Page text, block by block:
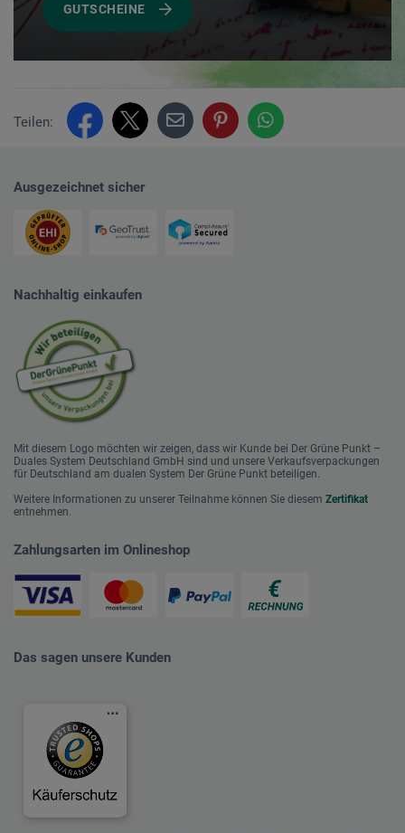
GUTSCHEINE
Teilen:
Ausgezeichnet sicher
Nachhaltig einkaufen
Mit diesem Logo möchten wir zeigen, dass wir Kunde bei Der Grüne Punkt –
Duales System Deutschland GmbH sind und unsere Verkaufsverpackungen
für Deutschland am dualen System Der Grüne Punkt beteiligen.
Weitere Informationen zu unserer Teilnahme können Sie diesem Zertifikat
entnehmen.
Zahlungsarten im Onlineshop
Das sagen unsere Kunden